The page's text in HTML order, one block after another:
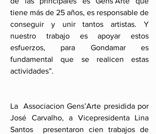
tiene más de 25 años, es responsable de
conseguir y unir tantos artistas. Y
nuestro trabajo es apoyar estos
esfuerzos, para Gondamar es
fundamental que se realicen estas
actividades”.
La  Associacion Gens’Arte presidida por
José Carvalho, a Vicepresidenta Lina
Santos  presentaron cien trabajos de